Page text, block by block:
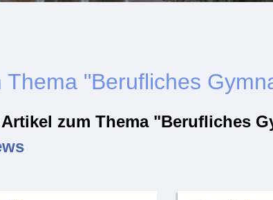
Thema "Berufliches
zum Thema "Berufliches